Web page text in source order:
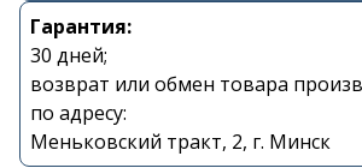
Гарантия:
30 дней;
возврат или обмен товара
по адресу:
Меньковский тракт, 2, г. Минск
shupik21@bk.ru